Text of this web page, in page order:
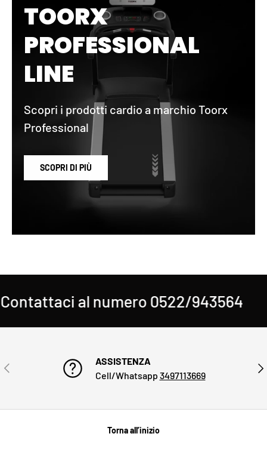
TOORX
PROFESSIONAL
LINE
Scopri i prodotti cardio a marchio Toorx
Professional
SCOPRI DI PIÙ
al numero 0522/943564
INDIETRO
ASSISTENZA
Cell/Whatsapp 3497113669
Torna all’inizio